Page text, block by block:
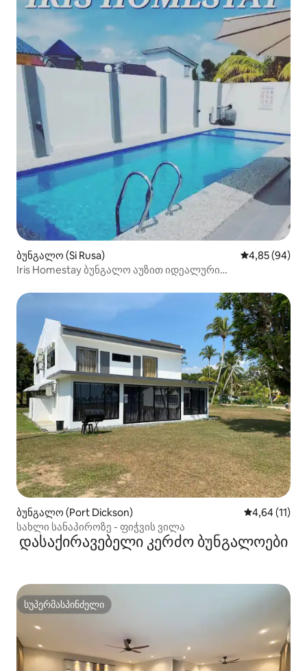
ბუნგალო (Si Rusa) საშუალო
4,85 (94)
Iris Homestay ბუნგალო აუზით იდეალური
ბუნგალო (Port Dickson) საშუალო
4,64 (11)
სახლი სანაპიროზე - ფიჭვის ვილა
დასაქირავებელი კერძო ბუნგალოები
სუპერმასპინძელი
სუპერმასპინძელი